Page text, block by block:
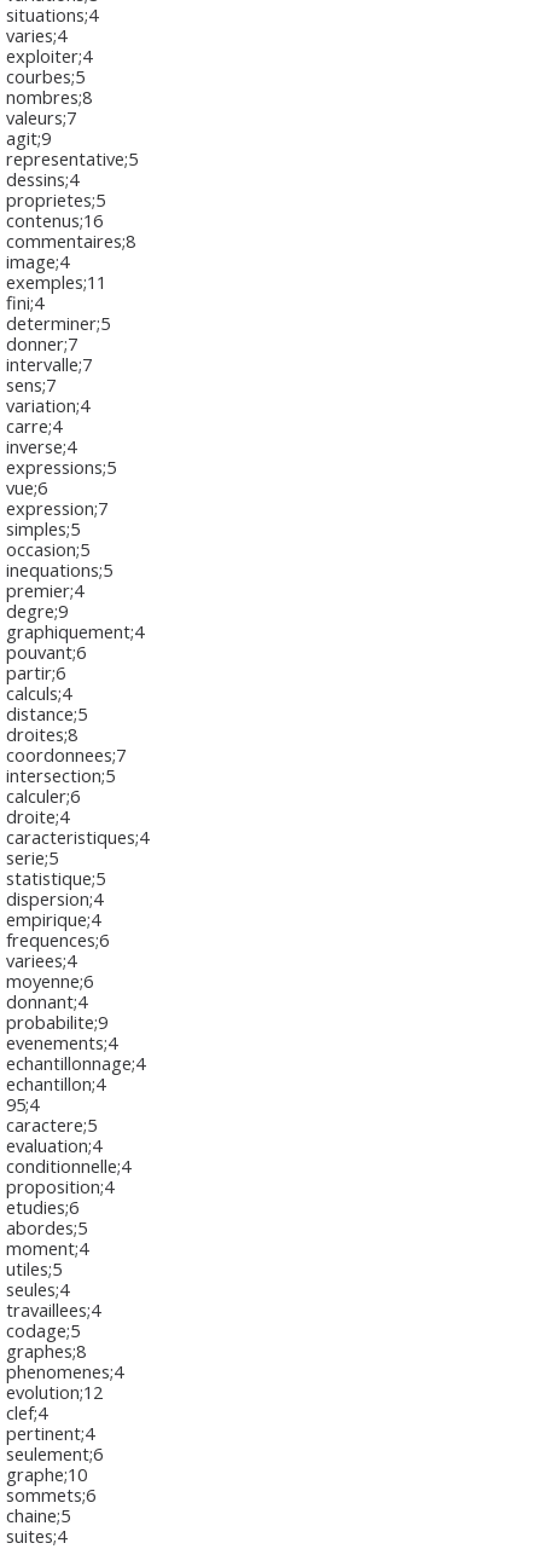
situations;4
varies;4
exploiter;4
courbes;5
nombres;8
valeurs;7
agit;9
representative;5
dessins;4
proprietes;5
contenus;16
commentaires;8
image;4
exemples;11
fini;4
determiner;5
donner;7
intervalle;7
sens;7
variation;4
carre;4
inverse;4
expressions;5
vue;6
expression;7
simples;5
occasion;5
inequations;5
premier;4
degre;9
graphiquement;4
pouvant;6
partir;6
calculs;4
distance;5
droites;8
coordonnees;7
intersection;5
calculer;6
droite;4
caracteristiques;4
serie;5
statistique;5
dispersion;4
empirique;4
frequences;6
variees;4
moyenne;6
donnant;4
probabilite;9
evenements;4
echantillonnage;4
echantillon;4
95;4
caractere;5
evaluation;4
conditionnelle;4
proposition;4
etudies;6
abordes;5
moment;4
utiles;5
seules;4
travaillees;4
codage;5
graphes;8
phenomenes;4
evolution;12
clef;4
pertinent;4
seulement;6
graphe;10
sommets;6
chaine;5
suites;4